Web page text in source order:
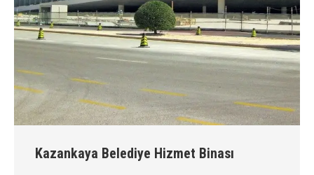
Kazankaya Belediye Hizmet Binası